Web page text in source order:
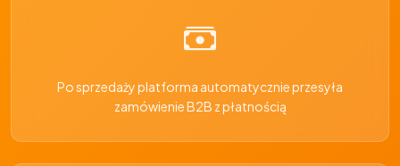
Po sprzedaży platforma automatycznie przesyła
zamówienie B2B z płatnością